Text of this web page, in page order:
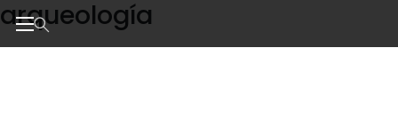
Skip
to
the
arqueología